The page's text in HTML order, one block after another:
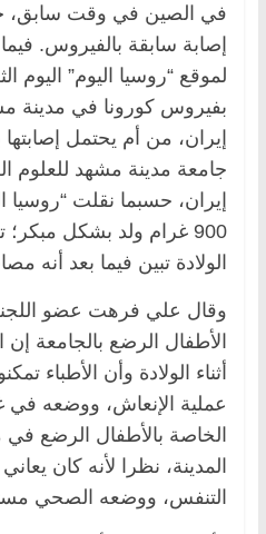
في الصين في وقت سابق،
إصابة سابقة بالفيروس.
لموقع “روسيا اليوم” اليوم
بفيروس كورونا في
إيران، من أم يحتمل
جامعة مدينة مشهد للعلوم
إيران، حسبما نقلت “روسيا
900 غرام ولد بشكل مبكر؛
الولادة تبين فيما بعد أنه
وقال علي فرهت عضو
الأطفال الرضع بالجامعة إن
أثناء الولادة وأن الأطباء
عملية الإنعاش، ووضعه في
الخاصة بالأطفال الرضع
المدينة، نظرا لأنه كان
التنفس، ووضعه الصحي